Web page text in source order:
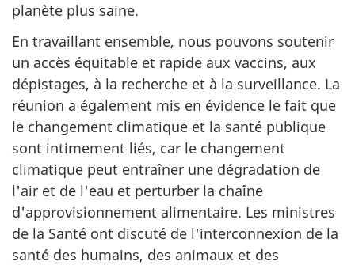
planète plus saine.
En travaillant ensemble, nous pouvons soutenir
un accès équitable et rapide aux vaccins, aux
dépistages, à la recherche et à la surveillance. La
réunion a également mis en évidence le fait que
le changement climatique et la santé publique
sont intimement liés, car le changement
climatique peut entraîner une dégradation de
l'air et de l'eau et perturber la chaîne
d'approvisionnement alimentaire. Les ministres
de la Santé ont discuté de l'interconnexion de la
santé des humains, des animaux et des